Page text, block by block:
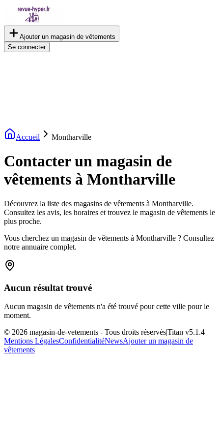
Ajouter un magasin de vêtements
Se connecter
Accueil Montharville
Contacter un magasin de
vêtements à Montharville
Découvrez la liste des magasins de vêtements à Montharville.
Consultez les avis, les horaires et trouvez le magasin de vêtements le
plus proche.
Vous cherchez un magasin de vêtements à Montharville ? Consultez
notre annuaire complet.
Aucun résultat trouvé
Aucun magasin de vêtements n'a été trouvé pour cette ville pour le
moment.
© 2026 magasin-de-vetements - Tous droits réservés|Titan v5.1.4
Mentions LégalesConfidentialitéNewsAjouter un magasin de
vêtements